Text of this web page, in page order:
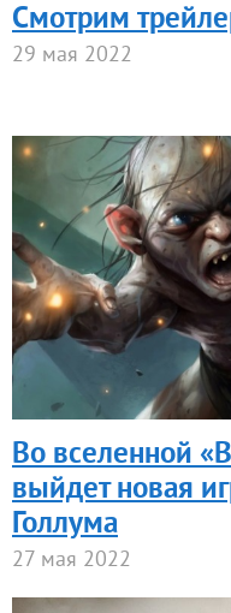
Смотрим
29 мая 2022
Во вселенной
выйдет новая
Голлума
27 мая 2022